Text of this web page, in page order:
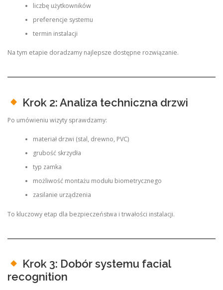
liczbę użytkowników
preferencje systemu
termin instalacji
Na tym etapie doradzamy najlepsze dostępne rozwiązanie.
Krok 2: Analiza techniczna drzwi
Po umówieniu wizyty sprawdzamy:
materiał drzwi (stal, drewno, PVC)
grubość skrzydła
typ zamka
możliwość montażu modułu biometrycznego
zasilanie urządzenia
To kluczowy etap dla bezpieczeństwa i trwałości instalacji.
Krok 3: Dobór systemu facial
recognition